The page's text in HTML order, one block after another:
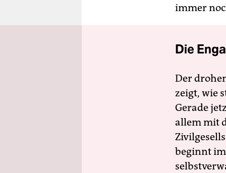
immer
Die
Der
zeigt, wie
Gerade
allem mit
beginnt